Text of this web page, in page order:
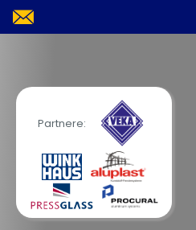
Partnere: